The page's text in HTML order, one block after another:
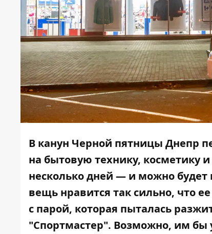
В канун Черной пятницы Днепр
на бытовую технику, косметику
несколько дней — и можно будет
вещь нравится так сильно, что
с парой, которая пыталась
"Спортмастер". Возможно, им бы